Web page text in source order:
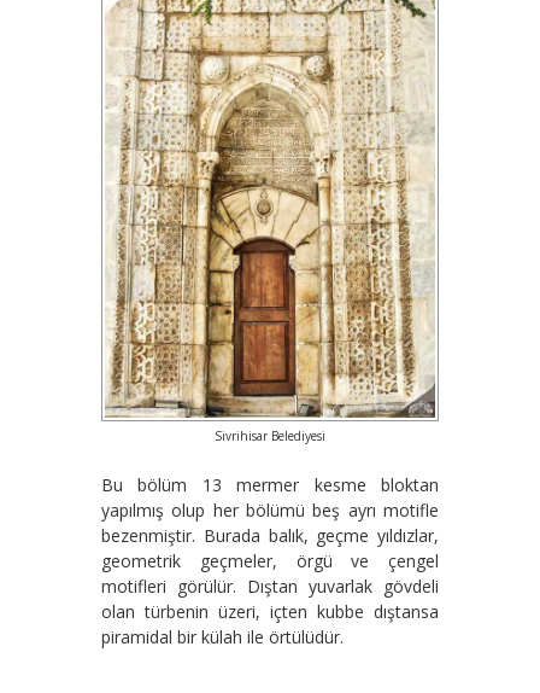
Sivrihisar Belediyesi
Bu bölüm 13 mermer kesme bloktan
yapılmış olup her bölümü beş ayrı motifle
bezenmiştir. Burada balık, geçme yıldızlar,
geometrik geçmeler, örgü ve çengel
motifleri görülür. Dıştan yuvarlak gövdeli
olan türbenin üzeri, içten kubbe dıştansa
piramidal bir külah ile örtülüdür.